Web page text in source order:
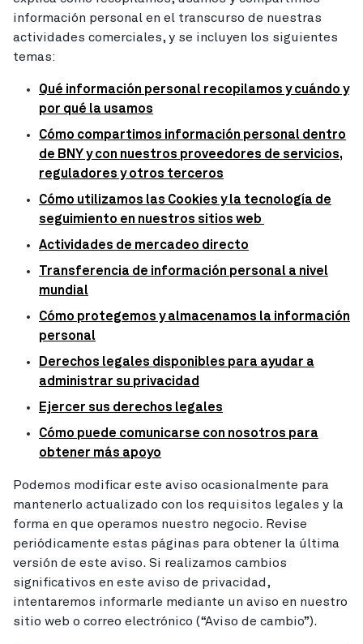
información personal en el transcurso de nuestras
actividades comerciales, y se incluyen los siguientes
temas:
Qué información personal recopilamos y cuándo y
por qué la usamos
Cómo compartimos información personal dentro
de BNY y con nuestros proveedores de servicios,
reguladores y otros terceros
Cómo utilizamos las Cookies y la tecnología de
seguimiento en nuestros sitios web
Actividades de mercadeo directo
Transferencia de información personal a nivel
mundial
Cómo protegemos y almacenamos la información
personal
Derechos legales disponibles para ayudar a
administrar su privacidad
Ejercer sus derechos legales
Cómo puede comunicarse con nosotros para
obtener más apoyo
Podemos modificar este aviso ocasionalmente para
mantenerlo actualizado con los requisitos legales y la
forma en que operamos nuestro negocio. Revise
periódicamente estas páginas para obtener la última
versión de este aviso. Si realizamos cambios
significativos en este aviso de privacidad,
intentaremos informarle mediante un aviso en nuestro
sitio web o correo electrónico (“Aviso de cambio”).